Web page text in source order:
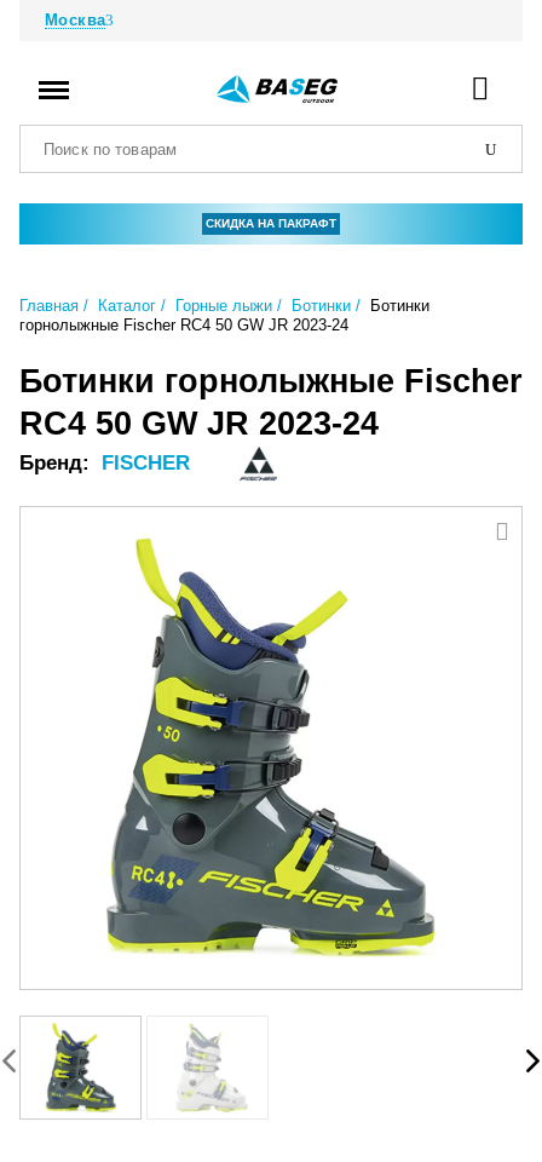
Москва
СКИДКА НА ПАКРАФТ
Главная Каталог Горные лыжи Ботинки
Ботинки
горнолыжные Fischer RC4 50 GW JR 2023-24
Ботинки горнолыжные Fischer
RC4 50 GW JR 2023-24
Бренд: FISCHER